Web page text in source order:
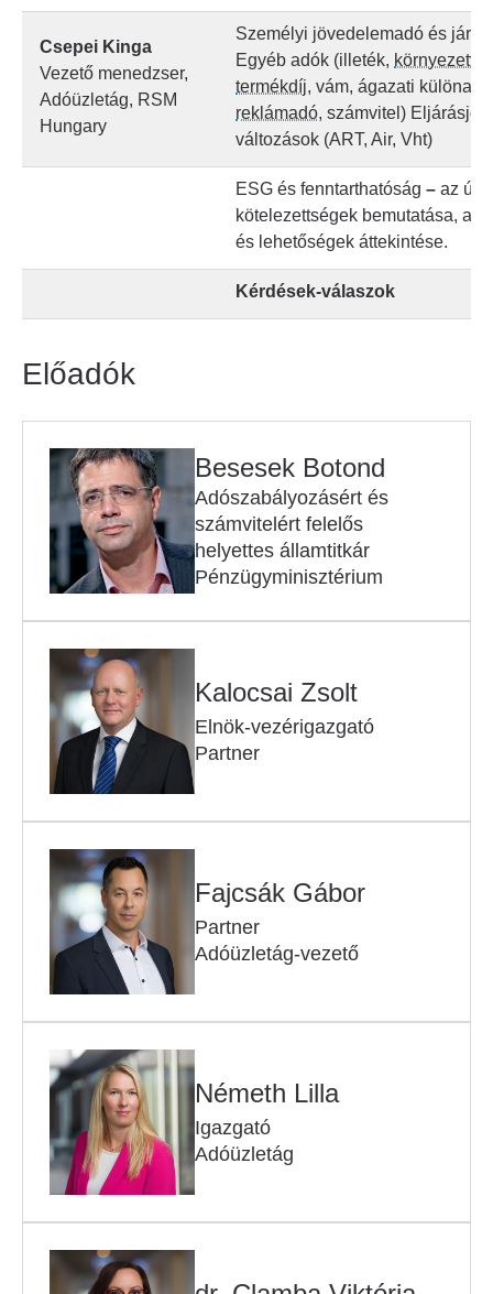
Csepei Kinga
Vezető menedzser,
Adóüzletág, RSM
Hungary
Személyi jövedelemadó és
Egyéb adók (illeték,
termékdíj, vám, ágazati
reklámadó, számvitel) Eljárásjogi
változások (ART, Air, Vht)
ESG és fenntarthatóság – az új
kötelezettségek bemutatása, a
és lehetőségek áttekintése.
Kérdések-válaszok
Előadók
Besesek Botond
Adószabályozásért és
számvitelért felelős
helyettes államtitkár
Pénzügyminisztérium
Kalocsai Zsolt
Elnök-vezérigazgató
Partner
Fajcsák Gábor
Partner
Adóüzletág-vezető
Németh Lilla
Igazgató
Adóüzletág